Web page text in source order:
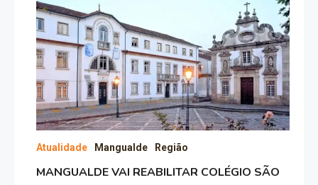
Atualidade Mangualde Região
MANGUALDE VAI REABILITAR COLÉGIO SÃO